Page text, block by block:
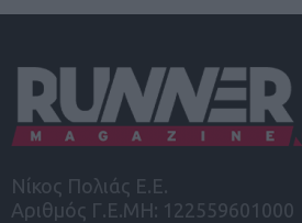
Νίκος Πολιάς Ε.Ε.
Αριθμός Γ.Ε.ΜΗ: 122559601000